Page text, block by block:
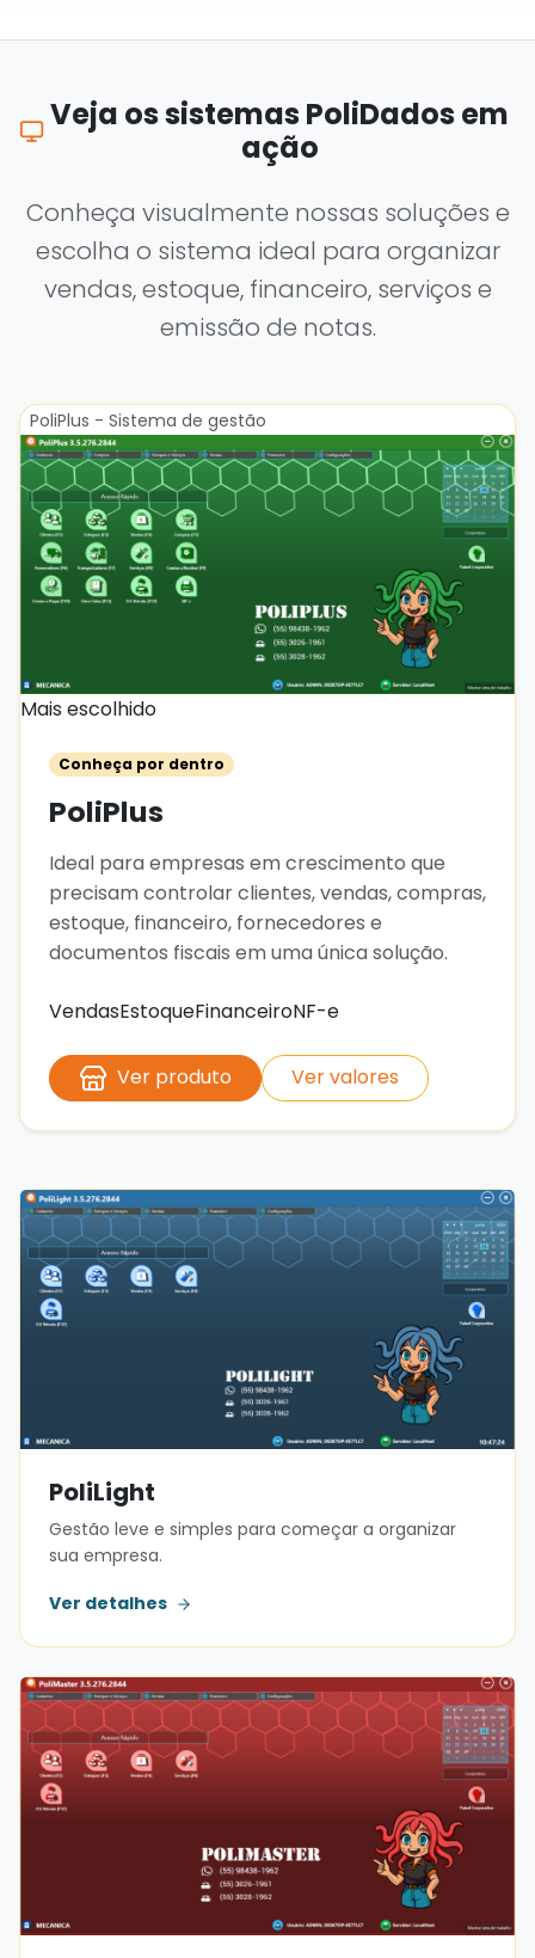
Veja os sistemas PoliDados em
ação
Conheça visualmente nossas soluções e
escolha o sistema ideal para organizar
vendas, estoque, financeiro, serviços e
emissão de notas.
PoliPlus - Sistema de gestão
Mais escolhido
Conheça por dentro
PoliPlus
Ideal para empresas em crescimento que
precisam controlar clientes, vendas, compras,
estoque, financeiro, fornecedores e
documentos fiscais em uma única solução.
VendasEstoqueFinanceiroNF-e
Ver produto Ver valores
PoliLight
Gestão leve e simples para começar a organizar
sua empresa.
Ver detalhes